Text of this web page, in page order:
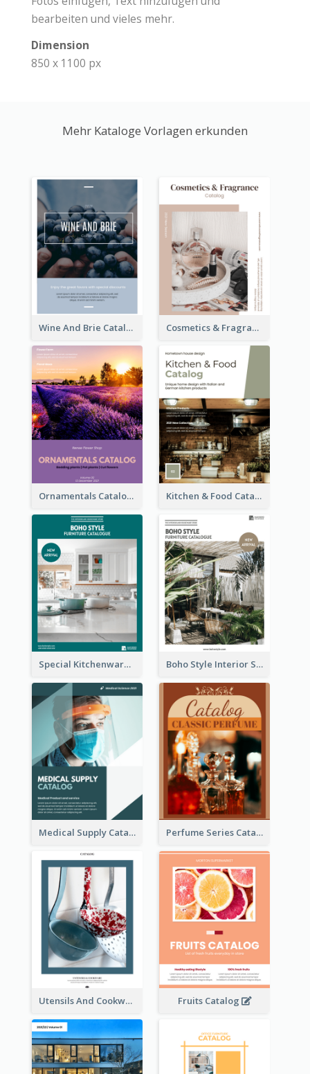
bearbeiten und vieles mehr.
Dimension
850 x 1100 px
Mehr Kataloge Vorlagen erkunden
Wine And Brie Catalog Cosmetics & Fragrance Catalog
Ornamentals Catalog Kitchen & Food Catalog
Special Kitchenware Catalog Boho Style Interior Style Catalog
Medical Supply Catalog Perfume Series Catalog
Utensils And Cookware Catalog Fruits Catalog